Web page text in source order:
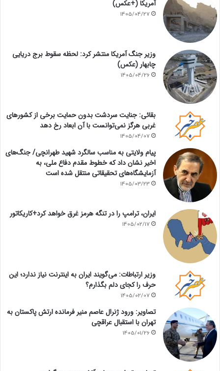
آمریکا (+عکس)
1405/04/27
وزیر جنگ آمریکا منتشر کرد: لحظه سقوط برج دریایی
چابهار (عکس)
1405/04/26
بقائی: جنایت سردشت بدون حمایت برخی از کشورهای
غربی هرگز نمی‌توانست با آن ابعاد رخ دهد
1405/04/07
پیام ولایتی به مناسب سالگرد شهید طهرانچی/ جنگ‌های
اخیر نشان داد که خطوط مقدم دفاع ملی، به
آزمایشگاه‌های تحقیقاتی منتقل شده است
1405/03/23
ایران، ترامپ را در تنگه هرمز غرق خواهد کرد+کاریکاتور
1405/02/17
وزیر ارتباطات: می‌گویند ایران به اینترنت نیاز ندارد؛ این
حرف را کجای دلم بگذارم؟
1405/02/07
تصاویر: ورود ژنرال عاصم منیر فرمانده ارتش پاکستان به
تهران با استقبال عراقچی
1405/01/26